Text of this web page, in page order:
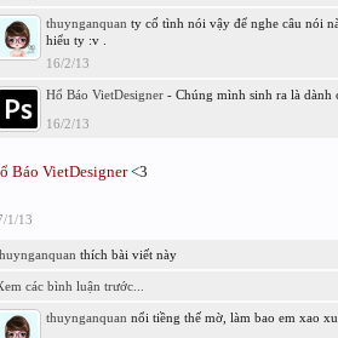
thuynganquan ty cố tình nói vậy để nghe câu nói
hiểu ty :v .
16/2/13
Hổ Báo VietDesigner - Chúng mình sinh ra là
16/2/13
Báo VietDesigner <3
1/13
thích bài viết này
các bình luận trước...
thuynganquan nổi tiềng thế mờ, làm bao em xao